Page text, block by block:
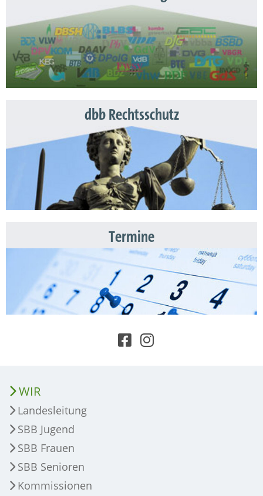
dbb Rechtsschutz
Termine
WIR
Landesleitung
SBB Jugend
SBB Frauen
SBB Senioren
Kommissionen